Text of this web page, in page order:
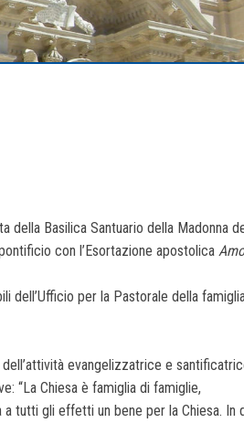
Basilica Santuario della Madonna
con l’Esortazione apostolica
dell’Ufficio per la Pastorale della
evangelizzatrice e
“La Chiesa è famiglia di famiglie,
tutti gli effetti un bene per la Chiesa. In